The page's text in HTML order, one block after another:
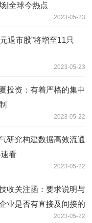
|全球今热点
2023-05-23
退市股”将增至11只
2023-05-23
投资：有着严格的集中
2023-05-22
研究构建数据高效流通
看
2023-05-22
收关注函：要求说明与
业是否有直接及间接的
2023-05-22